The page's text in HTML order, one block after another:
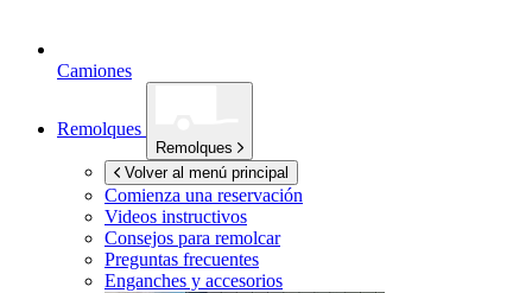
Camiones
Remolques
Remolques
Volver al menú principal
Comienza una reservación
Videos instructivos
Consejos para remolcar
Preguntas frecuentes
Enganches y accesorios